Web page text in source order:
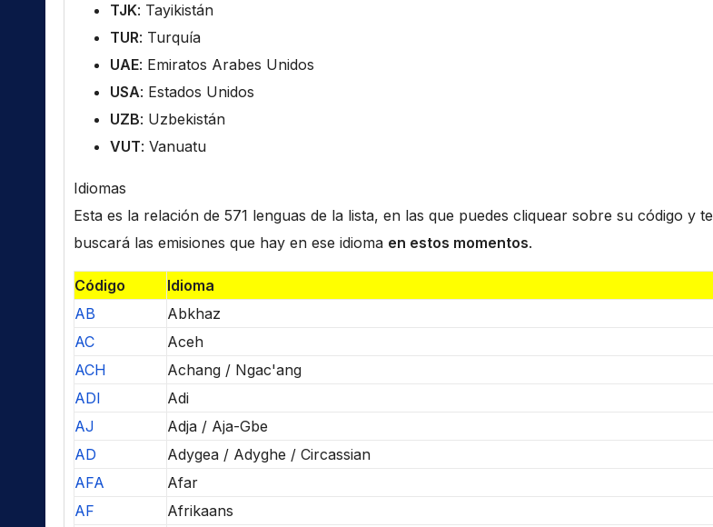
TJK: Tayikistán
TUR: Turquía
UAE: Emiratos Arabes Unidos
USA: Estados Unidos
UZB: Uzbekistán
VUT: Vanuatu
Idiomas
Esta es la relación de 571 lenguas de la lista, en las que puedes cliquear sobre su código y te
buscará las emisiones que hay en ese idioma en estos momentos.
Código
Idioma
AB
Abkhaz
AC
Aceh
ACH
Achang / Ngac'ang
ADI
Adi
AJ
Adja / Aja-Gbe
AD
Adygea / Adyghe / Circassian
AFA
Afar
AF
Afrikaans